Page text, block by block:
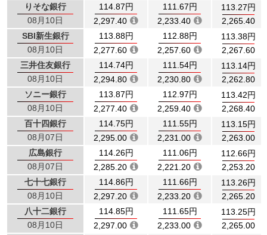
りそな銀行
08月10日
114.87円
2,297.40
111.67円
2,233.40
113.27円
2,265.40
SBI新生銀行
08月10日
113.88円
2,277.60
112.88円
2,257.60
113.38円
2,267.60
三井住友銀行
08月10日
114.74円
2,294.80
111.54円
2,230.80
113.14円
2,262.80
ソニー銀行
08月10日
113.87円
2,277.40
112.97円
2,259.40
113.42円
2,268.40
百十四銀行
08月07日
114.75円
2,295.00
111.55円
2,231.00
113.15円
2,263.00
広島銀行
08月07日
114.26円
2,285.20
111.06円
2,221.20
112.66円
2,253.20
七十七銀行
08月10日
114.86円
2,297.20
111.66円
2,233.20
113.26円
2,265.20
八十二銀行
08月10日
114.85円
2,297.00
111.65円
2,233.00
113.25円
2,265.00